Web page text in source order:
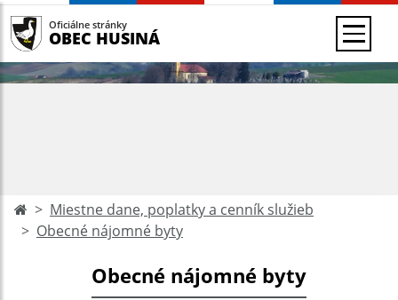
Oficiálne stránky
OBEC HUSINÁ
Miestne dane, poplatky a cenník služieb
Obecné nájomné byty
Obecné nájomné byty